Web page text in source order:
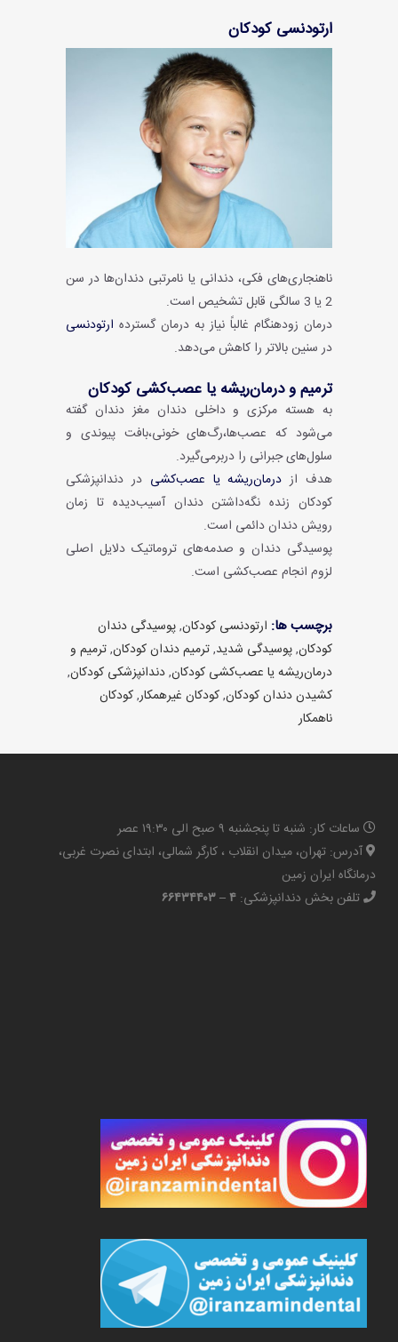
ارتودنسی کودکان
ناهنجاری‌های فکی، دندانی یا نامرتبی دندان‌ها در سن
2 یا 3 سالگی قابل تشخیص است.
درمان زودهنگام غالباً نیاز به درمان گسترده ارتودنسی
در سنین بالاتر را کاهش می‌دهد.
ترمیم و درمان‌ریشه یا عصب‌کشی کودکان
به هسته مرکزی و داخلی دندان مغز دندان گفته
می‌شود که عصب‌ها،رگ‌های خونی،بافت پیوندی و
سلول‌های جبرانی را دربرمی‌گیرد.
هدف از درمان‌ریشه یا عصب‌کشی در دندانپزشکی
کودکان زنده نگه‌داشتن دندان آسیب‌دیده تا زمان
رویش دندان دائمی است.
پوسیدگی دندان و صدمه‌های تروماتیک دلایل اصلی
لزوم انجام عصب‌کشی است.
برچسب ها: ارتودنسی کودکان,پوسیدگی دندان
کودکان,پوسیدگی شدید,ترمیم‌ دندان کودکان,ترمیم و
درمان‌ریشه یا عصب‌کشی کودکان,دندانپزشکی کودکان,
کشیدن‌ دندان کودکان,کودکان غیرهمکار,کودکان
ناهمکار
ساعات کار: شنبه تا پنجشنبه ۹ صبح الی ۱۹:۳۰ عصر
آدرس: تهران، میدان انقلاب ، کارگر شمالی، ابتدای نصرت غربی،
درمانگاه ایران زمین
تلفن بخش دندانپزشکی: ۴ – ۶۶۴۳۴۴۰۳